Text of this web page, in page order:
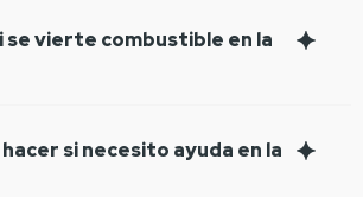
se vierte combustible en la
si necesito ayuda en la